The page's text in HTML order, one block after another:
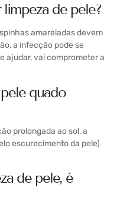
de pele?
amareladas devem
a infecção pode se
ajudar, vai comprometer a
quado
prolongada ao sol, a
escurecimento da pele)
de pele, é